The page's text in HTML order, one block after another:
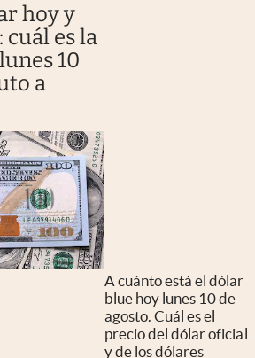
hoy y
cuál es la
10
a
A cuánto está el dólar
blue hoy lunes 10 de
agosto. Cuál es el
precio del dólar oficial
y de los dólares